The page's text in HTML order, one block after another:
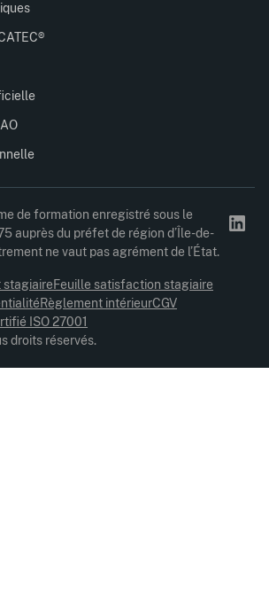
de formation enregistré sous le
auprès du préfet de région d’Île-de-
ne vaut pas agrément de l’État.
droits réservés.
stagiaireFeuille satisfaction stagiaire
Règlement intérieurCGV
ISO 27001